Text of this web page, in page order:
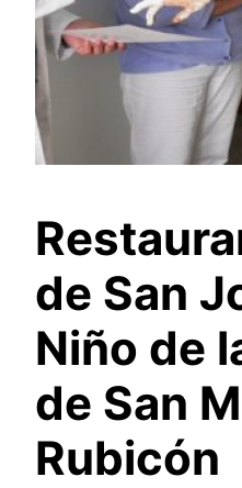
de San
Niño de
de San
Rubicón